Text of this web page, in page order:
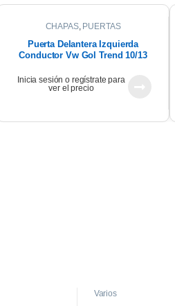
CHAPAS, PUERTAS
Puerta Delantera Izquierda
Conductor Vw Gol Trend 10/13
Inicia sesión o regístrate para
ver el precio
Varios